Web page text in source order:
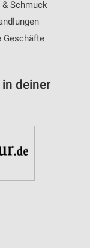
& Schmuck
Geschäfte
deiner